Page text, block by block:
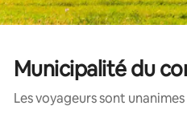
Municipalité du
Les voyageurs sont